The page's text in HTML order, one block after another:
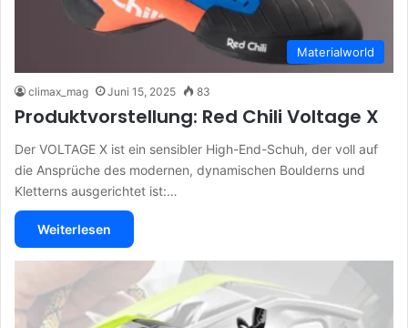
Materialworld
climax_mag Juni 15, 2025 83
Produktvorstellung: Red Chili Voltage X
Der VOLTAGE X ist ein sensibler High-End-Schuh, der voll auf
die Ansprüche des modernen, dynamischen Boulderns und
Kletterns ausgerichtet ist:…
Weiterlesen